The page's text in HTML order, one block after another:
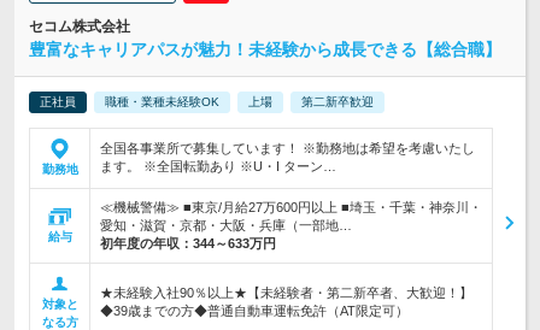
セコム株式会社
豊富なキャリアパスが魅力！未経験から成長できる【総合職】
正社員 職種・業種未経験OK 上場 第二新卒歓迎
勤務地
全国各事業所で募集しています！ ※勤務地は希望を考慮いたし
ます。 ※全国転勤あり ※U・I ターン…
給与
≪機械警備≫ ■東京/月給27万600円以上 ■埼玉・千葉・神奈川・
愛知・滋賀・京都・大阪・兵庫（一部地…
初年度の年収： 344～633万円
対象と
なる方
★未経験入社90％以上★【未経験者・第二新卒者、大歓迎！】
◆39歳までの方◆普通自動車運転免許（AT限定可）